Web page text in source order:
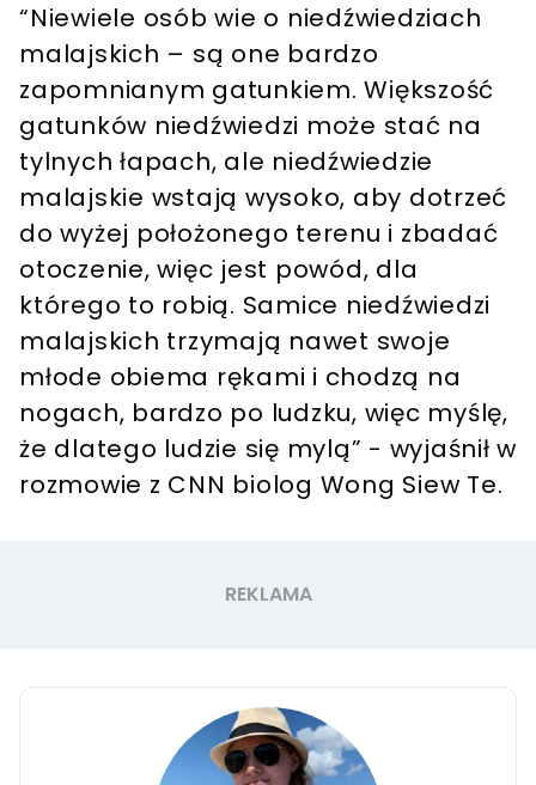
“Niewiele osób wie o niedźwiedziach
malajskich – są one bardzo
zapomnianym gatunkiem. Większość
gatunków niedźwiedzi może stać na
tylnych łapach, ale niedźwiedzie
malajskie wstają wysoko, aby dotrzeć
do wyżej położonego terenu i zbadać
otoczenie, więc jest powód, dla
którego to robią. Samice niedźwiedzi
malajskich trzymają nawet swoje
młode obiema rękami i chodzą na
nogach, bardzo po ludzku, więc myślę,
że dlatego ludzie się mylą” - wyjaśnił w
rozmowie z CNN biolog Wong Siew Te.